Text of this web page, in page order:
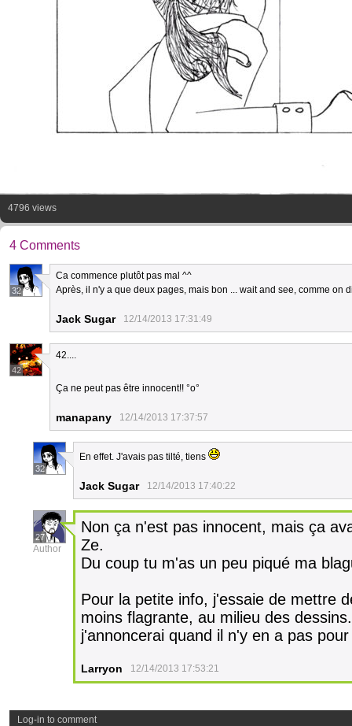
4796 views
4 Comments
32
Ca commence plutôt pas mal ^^
Après, il n'y a que deux pages, mais bon ... wait and see, comme on
Jack Sugar 12/14/2013 17:31:49
42
42....
Ça ne peut pas être innocent!! °o°
manapany 12/14/2013 17:37:57
32
En effet. J'avais pas tilté, tiens
Jack Sugar 12/14/2013 17:40:22
27
Author
Non ça n'est pas innocent, mais ça
Ze.
Du coup tu m'as un peu piqué ma
Pour la petite info, j'essaie de mettre
moins flagrante, au milieu des
j'annoncerai quand il n'y en a pas
Larryon 12/14/2013 17:53:21
Log-in to comment